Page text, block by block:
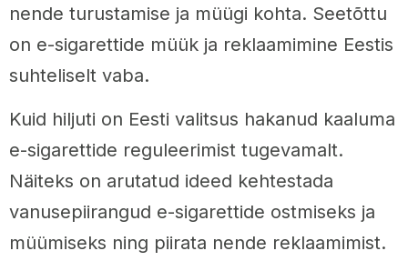
nende turustamise ja müügi kohta. Seetõttu
on e-sigarettide müük ja reklaamimine Eestis
suhteliselt vaba.
Kuid hiljuti on Eesti valitsus hakanud kaaluma
e-sigarettide reguleerimist tugevamalt.
Näiteks on arutatud ideed kehtestada
vanusepiirangud e-sigarettide ostmiseks ja
müümiseks ning piirata nende reklaamimist.